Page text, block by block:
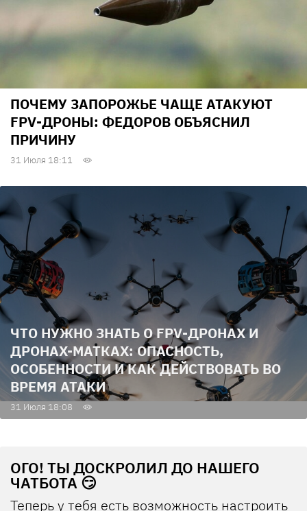
ПОЧЕМУ ЗАПОРОЖЬЕ ЧАЩЕ АТАКУЮТ
FPV-ДРОНЫ: ФЕДОРОВ ОБЪЯСНИЛ
ПРИЧИНУ
31 Июля 18:11
ЧТО НУЖНО ЗНАТЬ О FPV-ДРОНАХ И
ДРОНАХ-МАТКАХ: ОПАСНОСТЬ,
ОСОБЕННОСТИ И КАК ДЕЙСТВОВАТЬ ВО
ВРЕМЯ АТАКИ
31 Июля 18:08
ОГО! ТЫ ДОСКРОЛИЛ ДО НАШЕГО
ЧАТБОТА 😏
Теперь у тебя есть возможность настроить